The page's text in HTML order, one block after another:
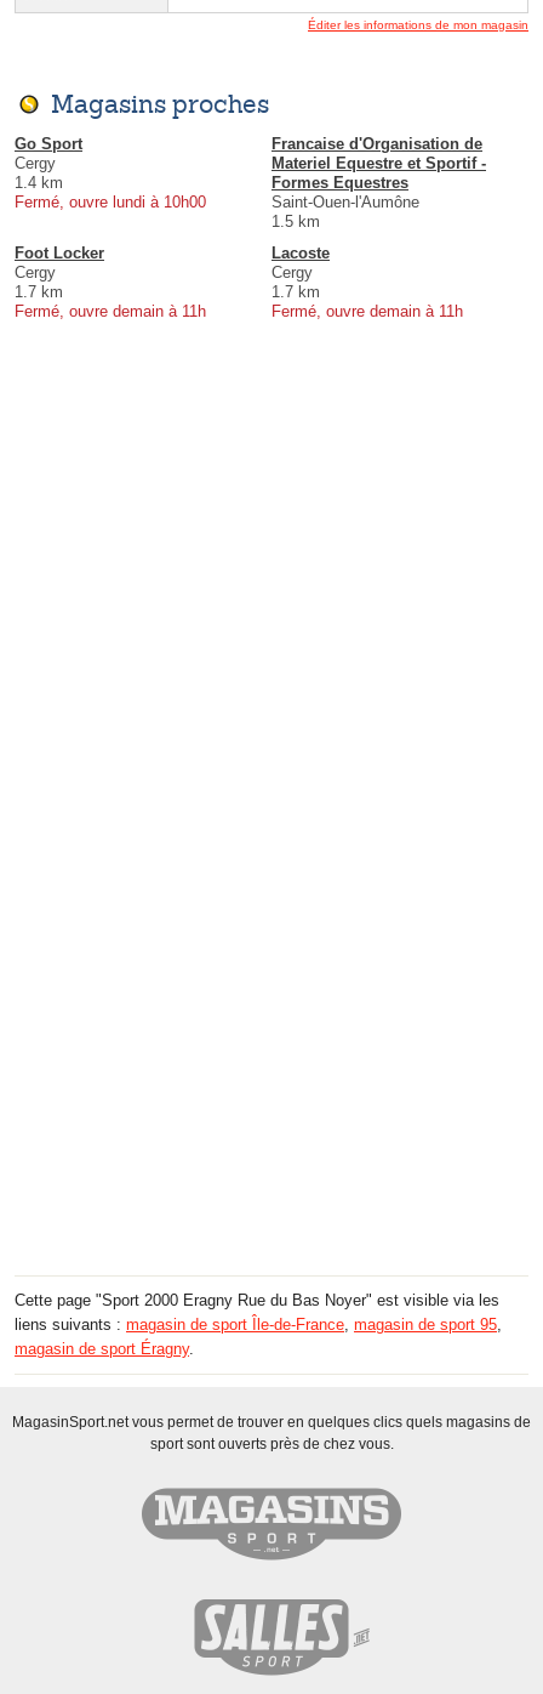
Éditer les informations de mon magasin
Magasins proches
Go Sport
Cergy
1.4 km
Fermé, ouvre lundi à 10h00
Francaise d'Organisation de
Materiel Equestre et Sportif -
Formes Equestres
Saint-Ouen-l'Aumône
1.5 km
Foot Locker
Cergy
1.7 km
Fermé, ouvre demain à 11h
Lacoste
Cergy
1.7 km
Fermé, ouvre demain à 11h
Cette page "Sport 2000 Eragny Rue du Bas Noyer" est visible via les
liens suivants : magasin de sport Île-de-France, magasin de sport 95,
magasin de sport Éragny.
MagasinSport.net vous permet de trouver en quelques clics quels magasins de
sport sont ouverts près de chez vous.